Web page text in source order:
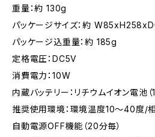
重量：約 130g
パッケージサイズ：約
パッケージ込重量：約 185g
定格電圧：DC5V
消費電力：10W
内蔵バッテリー：リチウムイオン電池（
推奨使用環境：環境温度10〜40度/
自動電源OFF機能（20分毎）